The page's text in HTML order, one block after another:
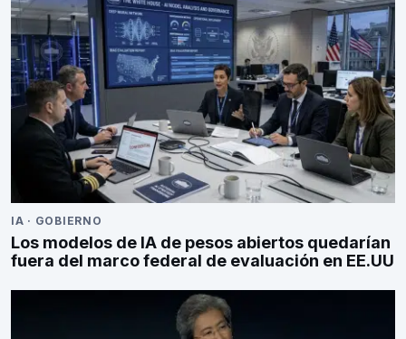
IA · GOBIERNO
Los modelos de IA de pesos abiertos quedarían
fuera del marco federal de evaluación en EE.UU